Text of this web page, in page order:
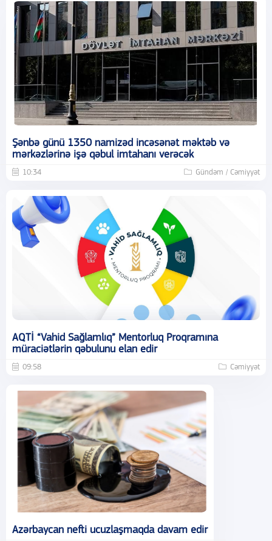
Şənbə günü 1350 namizəd incəsənət məktəb və
mərkəzlərinə işə qəbul imtahanı verəcək
10:34 Gündəm / Cəmiyyət
AQTİ “Vahid Sağlamlıq” Mentorluq Proqramına
müraciətlərin qəbulunu elan edir
09:58 Cəmiyyət
Azərbaycan nefti ucuzlaşmaqda davam edir